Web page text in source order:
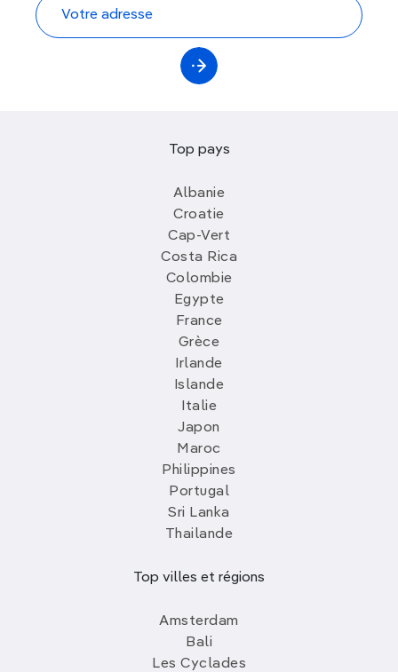
Top pays
Albanie
Croatie
Cap-Vert
Costa Rica
Colombie
Egypte
France
Grèce
Irlande
Islande
Italie
Japon
Maroc
Philippines
Portugal
Sri Lanka
Thailande
Top villes et régions
Amsterdam
Bali
Les Cyclades